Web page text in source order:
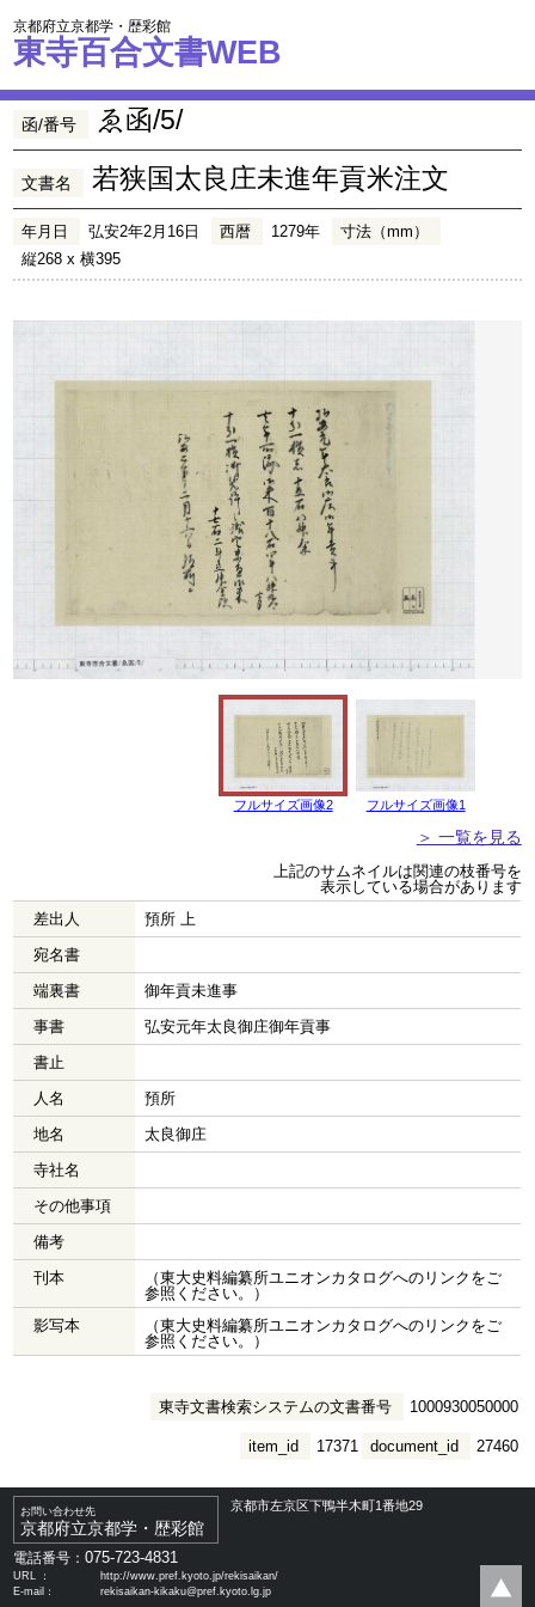
京都府立京都学・歴彩館
東寺百合文書WEB
函/番号 ゑ函/5/
文書名 若狭国太良庄未進年貢米注文
年月日 弘安2年2月16日 西暦 1279年
寸法（mm）
縦268 x 横395
フルサイズ画像2 フルサイズ画像1
＞ 一覧を見る
上記のサムネイルは関連の枝番号を
表示している場合があります
差出人
預所 上
宛名書
端裏書
御年貢未進事
事書
弘安元年太良御庄御年貢事
書止
人名
預所
地名
太良御庄
寺社名
その他事項
備考
刊本
（東大史料編纂所ユニオンカタログへのリンクをご
参照ください。）
影写本
（東大史料編纂所ユニオンカタログへのリンクをご
参照ください。）
東寺文書検索システムの文書番号 1000930050000
document_id 27460
item_id 17371
お問い合わせ先
京都府立京都学・歴彩館
京都市左京区下鴨半木町1番地29
電話番号：075-723-4831
URL ：
http://www.pref.kyoto.jp/rekisaikan/
E-mail：
rekisaikan-kikaku@pref.kyoto.lg.jp